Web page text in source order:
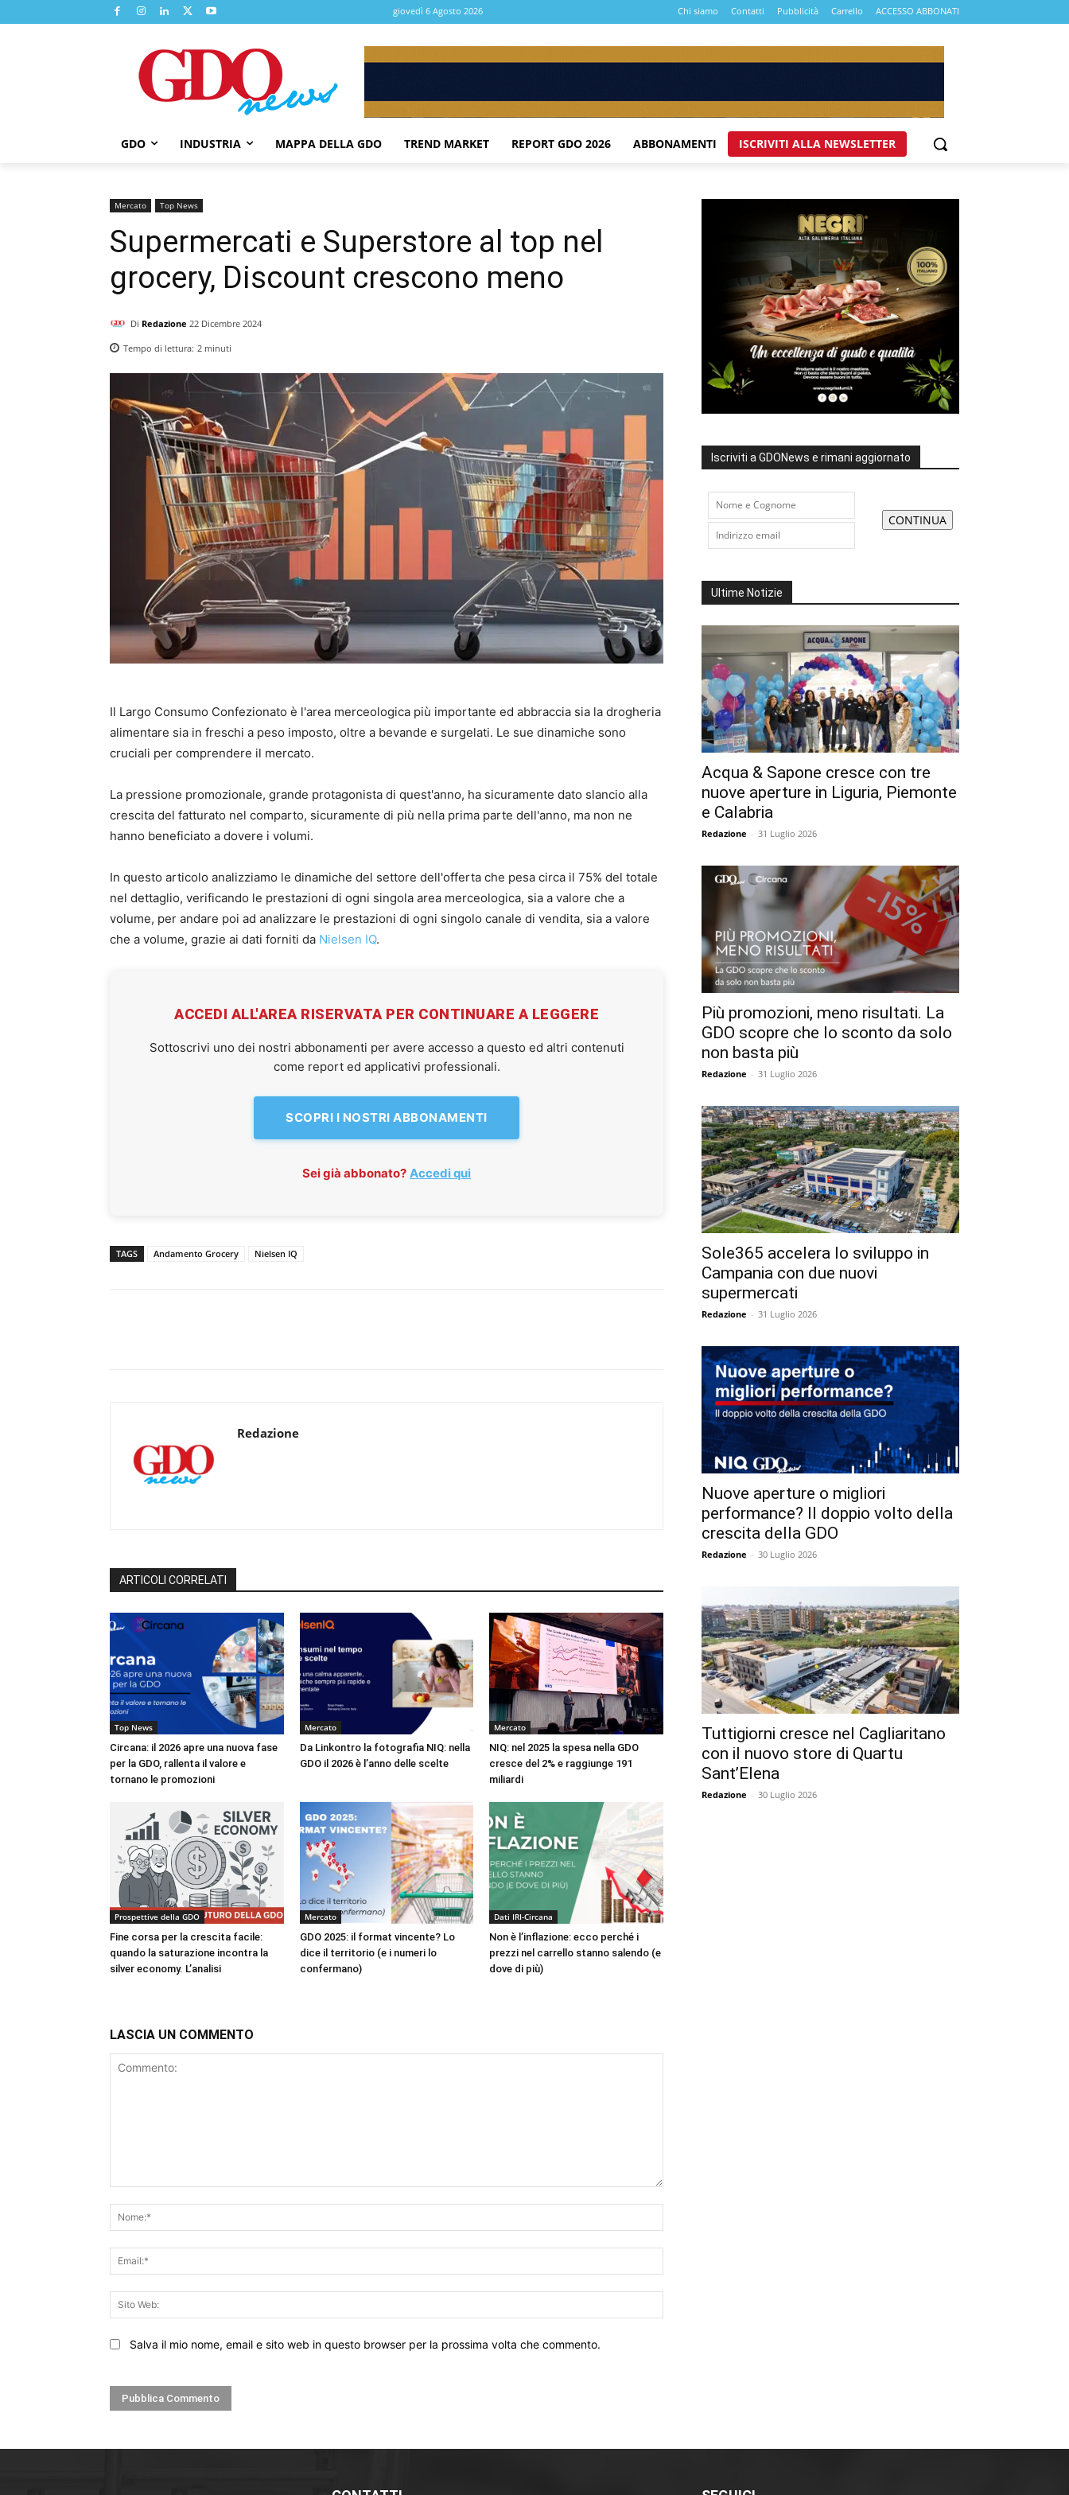
giovedì 6 Agosto 2026 Chi siamo Contatti Pubblicità Carrello ACCESSO ABBONATI
GDO INDUSTRIA MAPPA DELLA GDO TREND MARKET REPORT GDO 2026 ABBONAMENTI ISCRIVITI ALLA NEWSLETTER
Mercato Top News
Supermercati e Superstore al top nel
grocery, Discount crescono meno
Di Redazione 22 Dicembre 2024
Tempo di lettura: 2 minuti
Il Largo Consumo Confezionato è l'area merceologica più importante ed abbraccia sia la drogheria
alimentare sia in freschi a peso imposto, oltre a bevande e surgelati. Le sue dinamiche sono
cruciali per comprendere il mercato.
La pressione promozionale, grande protagonista di quest'anno, ha sicuramente dato slancio alla
crescita del fatturato nel comparto, sicuramente di più nella prima parte dell'anno, ma non ne
hanno beneficiato a dovere i volumi.
In questo articolo analizziamo le dinamiche del settore dell'offerta che pesa circa il 75% del totale
nel dettaglio, verificando le prestazioni di ogni singola area merceologica, sia a valore che a
volume, per andare poi ad analizzare le prestazioni di ogni singolo canale di vendita, sia a valore
che a volume, grazie ai dati forniti da Nielsen IQ.
ACCEDI ALL'AREA RISERVATA PER CONTINUARE A LEGGERE
Sottoscrivi uno dei nostri abbonamenti per avere accesso a questo ed altri contenuti
come report ed applicativi professionali.
SCOPRI I NOSTRI ABBONAMENTI
Sei già abbonato? Accedi qui
TAGS Andamento Grocery Nielsen IQ
Redazione
ARTICOLI CORRELATI
Top News
Circana: il 2026 apre una nuova fase
per la GDO, rallenta il valore e
tornano le promozioni
Mercato
Da Linkontro la fotografia NIQ: nella
GDO il 2026 è l’anno delle scelte
Mercato
NIQ: nel 2025 la spesa nella GDO
cresce del 2% e raggiunge 191
miliardi
Prospettive della GDO
Fine corsa per la crescita facile:
quando la saturazione incontra la
silver economy. L’analisi
Mercato
GDO 2025: il format vincente? Lo
dice il territorio (e i numeri lo
confermano)
Dati IRI-Circana
Non è l’inflazione: ecco perché i
prezzi nel carrello stanno salendo (e
dove di più)
LASCIA UN COMMENTO
Web:
Salva il mio nome, email e sito web in questo browser per la prossima volta che commento.
Iscriviti a GDONews e rimani aggiornato
Ultime Notizie
Acqua & Sapone cresce con tre
nuove aperture in Liguria, Piemonte
e Calabria
Redazione - 31 Luglio 2026
Più promozioni, meno risultati. La
GDO scopre che lo sconto da solo
non basta più
Redazione - 31 Luglio 2026
Sole365 accelera lo sviluppo in
Campania con due nuovi
supermercati
Redazione - 31 Luglio 2026
Nuove aperture o migliori
performance? Il doppio volto della
crescita della GDO
Redazione - 30 Luglio 2026
Tuttigiorni cresce nel Cagliaritano
con il nuovo store di Quartu
Sant’Elena
Redazione - 30 Luglio 2026